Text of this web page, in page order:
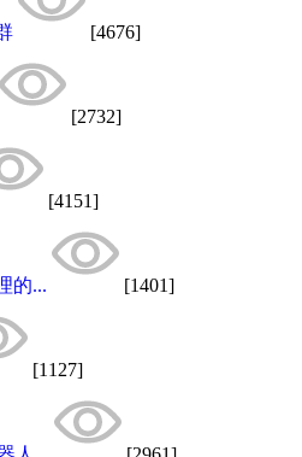
[4676]
[2732]
[4151]
的... [1401]
[1127]